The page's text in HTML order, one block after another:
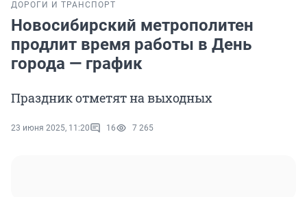
ДОРОГИ И ТРАНСПОРТ
Новосибирский метрополитен
продлит время работы в День
города — график
Праздник отметят на выходных
23 июня 2025, 11:20 16 7 265